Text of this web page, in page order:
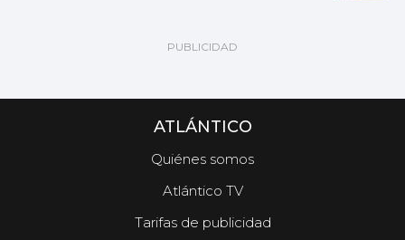
ATLÁNTICO
Quiénes somos
Atlántico TV
Tarifas de publicidad